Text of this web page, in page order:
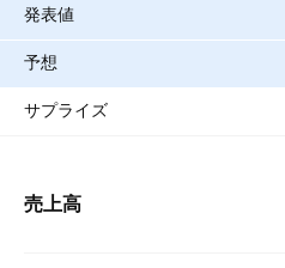
発表値
予想
サプライズ
売上高